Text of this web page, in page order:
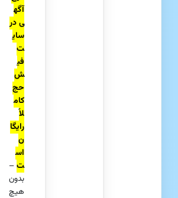
آگه
ی در
سای
ت
فی
ش‌
حج
کام
لاً
رایگا
ن
اس
ت–
بدون
هیچ